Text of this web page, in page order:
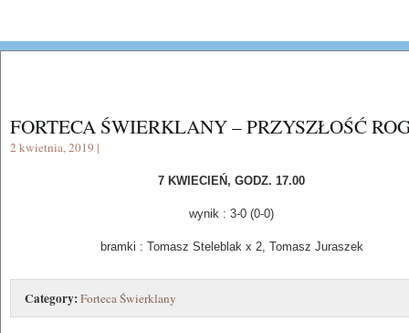
FORTECA ŚWIERKLANY – PRZYSZŁOŚĆ
2 kwietnia, 2019 |
7 KWIECIEŃ, GODZ. 17.00
wynik : 3-0 (0-0)
bramki : Tomasz Steleblak x 2, Tomasz Juraszek
Category:Forteca Świerklany